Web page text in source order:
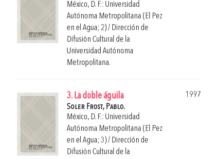
México, D. F.: Universidad
Autónoma Metropolitana (El Pez
en el Agua; 2) / Dirección de
Difusión Cultural de la
Universidad Autónoma
Metropolitana.
3. La doble águila
1997
Soler Frost, Pablo.
México, D. F.: Universidad
Autónoma Metropolitana (El Pez
en el Agua; 3) / Dirección de
Difusión Cultural de la